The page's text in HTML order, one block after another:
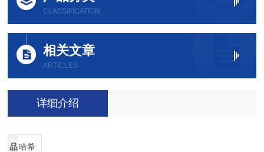
CLASSIFICATION
相关文章
ARTICLES
详细介绍
品哈希